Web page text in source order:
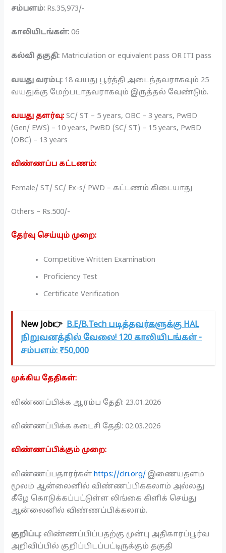
சம்பளம்: Rs.35,973/-
காலியிடங்கள்: 06
கல்வி தகுதி: Matriculation or equivalent pass OR ITI pass
வயது வரம்பு: 18 வயது பூர்த்தி அடைந்தவராகவும் 25
வயதுக்கு மேற்படாதவராகவும் இருத்தல் வேண்டும்.
வயது தளர்வு: SC/ ST – 5 years, OBC – 3 years, PwBD
(Gen/ EWS) – 10 years, PwBD (SC/ ST) – 15 years, PwBD
(OBC) – 13 years
விண்ணப்ப கட்டணம்:
Female/ ST/ SC/ Ex-s/ PWD – கட்டணம் கிடையாது
Others – Rs.500/-
தேர்வு செய்யும் முறை:
Competitive Written Examination
Proficiency Test
Certificate Verification
New Job👉 B.E/B.Tech படித்தவர்களுக்கு HAL
நிறுவனத்தில் வேலை! 120 காலியிடங்கள் -
சம்பளம்: ₹50,000
முக்கிய தேதிகள்:
விண்ணப்பிக்க ஆரம்ப தேதி: 23.01.2026
விண்ணப்பிக்க கடைசி தேதி: 02.03.2026
விண்ணப்பிக்கும் முறை:
விண்ணப்பதாரர்கள் https://clri.org/ இணையதளம்
மூலம் ஆன்லைனில் விண்ணப்பிக்கலாம் அல்லது
கீழே கொடுக்கப்பட்டுள்ள லிங்கை கிளிக் செய்து
ஆன்லைனில் விண்ணப்பிக்கலாம்.
குறிப்பு: விண்ணப்பிப்பதற்கு முன்பு அதிகாரப்பூர்வ
அறிவிப்பில் குறிப்பிடப்பட்டிருக்கும் தகுதி